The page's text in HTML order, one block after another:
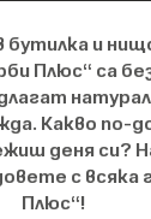
бутилка и
Плюс“ са
Какво по-
деня си?
с всяка
Плюс“!